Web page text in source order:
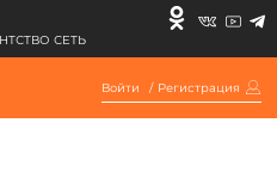
СЕТЬ
Войти / Регистрация